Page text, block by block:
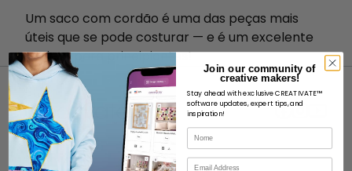
Um saco com cordão é uma das peças mais
úteis que se pode costurar — e é um excelente
projeto para principiantes!
SOBRE
Join our community of
creative makers!
Stay ahead with exclusive CREATIVATE™
software updates, expert tips, and
inspiration!
Nome
Correio eletrónico